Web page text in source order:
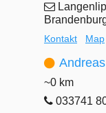
Kontakt Map
~0 km
033741